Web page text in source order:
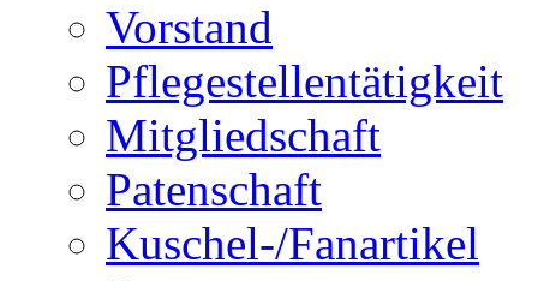
Vorstand
Pflegestellentätigkeit
Mitgliedschaft
Patenschaft
Kuschel-/Fanartikel